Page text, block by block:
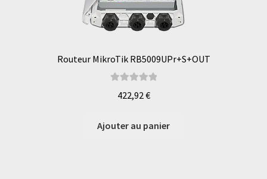
Routeur MikroTik RB5009UPr+S+OUT
5
422,92 €
Ajouter au panier